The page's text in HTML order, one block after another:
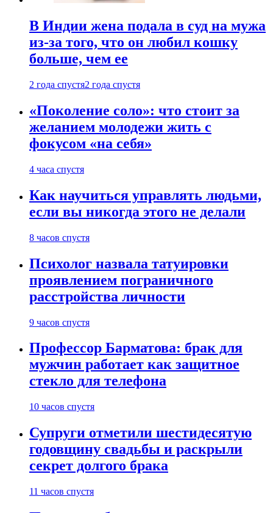
В Индии жена подала в суд на мужа
из-за того, что он любил кошку
больше, чем ее
2 года спустя2 года спустя
«Поколение соло»: что стоит за
желанием молодежи жить с
фокусом «на себя»
4 часа спустя
Как научиться управлять людьми,
если вы никогда этого не делали
8 часов спустя
Психолог назвала татуировки
проявлением пограничного
расстройства личности
9 часов спустя
Профессор Барматова: брак для
мужчин работает как защитное
стекло для телефона
10 часов спустя
Супруги отметили шестидесятую
годовщину свадьбы и раскрыли
секрет долгого брака
11 часов спустя